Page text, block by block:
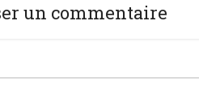
un commentaire